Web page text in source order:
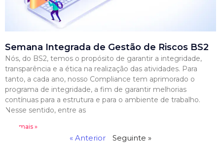
Semana Integrada de Gestão de Riscos BS2
Nós, do BS2, temos o propósito de garantir a integridade,
transparência e a ética na realização das atividades. Para
tanto, a cada ano, nosso Compliance tem aprimorado o
programa de integridade, a fim de garantir melhorias
contínuas para a estrutura e para o ambiente de trabalho.
Nesse sentido, entre as
Leia mais »
« Anterior Seguinte »